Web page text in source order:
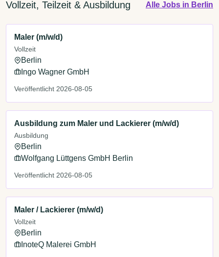
Vollzeit, Teilzeit & Ausbildung Alle Jobs in Berlin
Maler (m/w/d)
Vollzeit
Berlin
Ingo Wagner GmbH
Veröffentlicht 2026-08-05
Ausbildung zum Maler und Lackierer (m/w/d)
Ausbildung
Berlin
Wolfgang Lüttgens GmbH Berlin
Veröffentlicht 2026-08-05
Maler / Lackierer (m/w/d)
Vollzeit
Berlin
InoteQ Malerei GmbH